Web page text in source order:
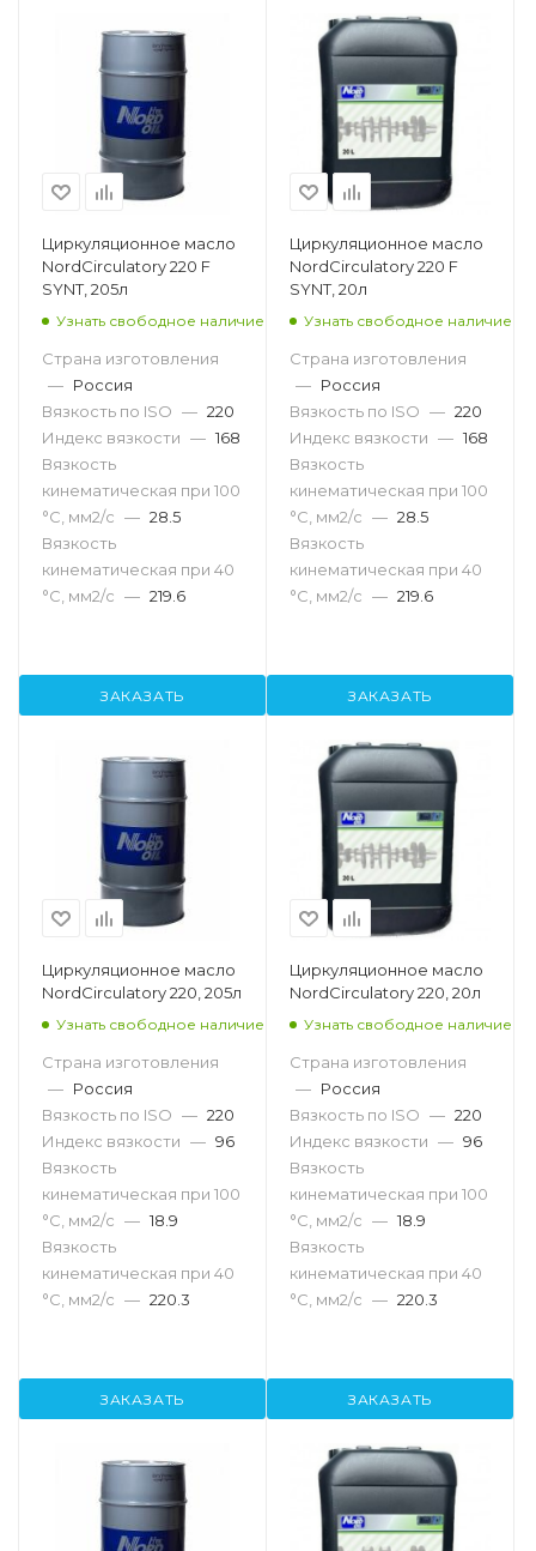
Циркуляционное масло
NordCirculatory 220 F
SYNT, 205л
Узнать свободное наличие
Страна изготовления
— Россия
Вязкость по ISO — 220
Индекс вязкости — 168
Вязкость
кинематическая при 100
°С, мм2/с — 28.5
Вязкость
кинематическая при 40
°С, мм2/с — 219.6
ЗАКАЗАТЬ
Циркуляционное масло
NordCirculatory 220 F
SYNT, 20л
Узнать свободное наличие
Страна изготовления
— Россия
Вязкость по ISO — 220
Индекс вязкости — 168
Вязкость
кинематическая при 100
°С, мм2/с — 28.5
Вязкость
кинематическая при 40
°С, мм2/с — 219.6
ЗАКАЗАТЬ
Циркуляционное масло
NordCirculatory 220, 205л
Узнать свободное наличие
Страна изготовления
— Россия
Вязкость по ISO — 220
Индекс вязкости — 96
Вязкость
кинематическая при 100
°С, мм2/с — 18.9
Вязкость
кинематическая при 40
°С, мм2/с — 220.3
ЗАКАЗАТЬ
Циркуляционное масло
NordCirculatory 220, 20л
Узнать свободное наличие
Страна изготовления
— Россия
Вязкость по ISO — 220
Индекс вязкости — 96
Вязкость
кинематическая при 100
°С, мм2/с — 18.9
Вязкость
кинематическая при 40
°С, мм2/с — 220.3
ЗАКАЗАТЬ